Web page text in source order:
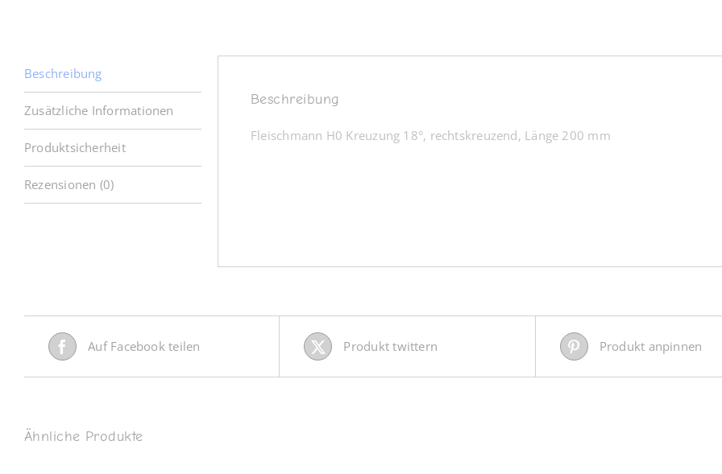
Beschreibung
Zusätzliche Informationen
Produktsicherheit
Rezensionen (0)
Beschreibung
Fleischmann H0 Kreuzung 18°, rechtskreuzend, Länge 200 mm
Auf Facebook teilen Produkt twittern Produkt anpinnen
Ähnliche Produkte